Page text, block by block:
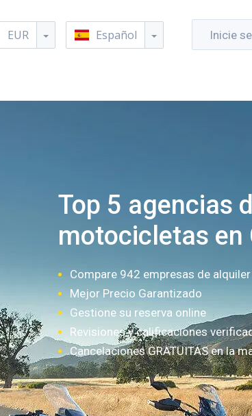
EUR Español Inicie
Top 5 agencias
motocicletas en
Compare 942 empresas de
Mejor Precio Garantizado
Gestione su reserva online
Revisiones y calificaciones
Cancelaciones GRATUITAS en la